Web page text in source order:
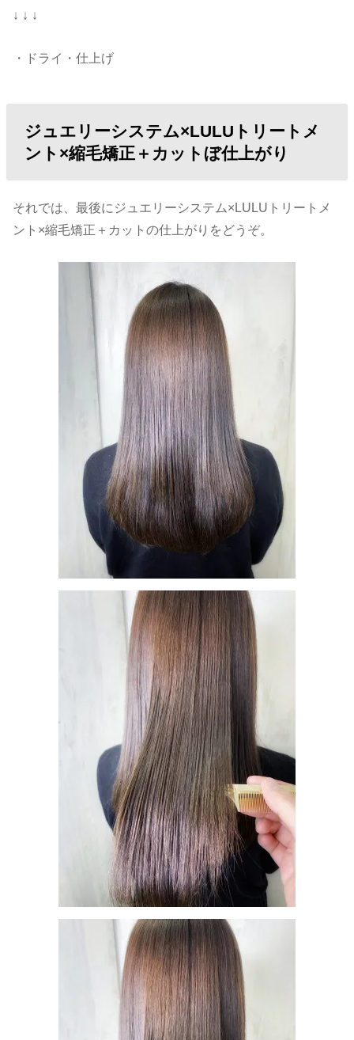
↓ ↓ ↓
・ドライ・仕上げ
ジュエリーシステム×LULUトリートメ
ント×縮毛矯正＋カットぼ仕上がり
それでは、最後にジュエリーシステム×LULUトリートメ
ント×縮毛矯正＋カットの仕上がりをどうぞ。